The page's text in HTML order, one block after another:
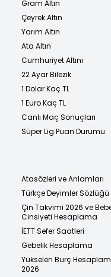
Gram Altın
Çeyrek Altın
Yarım Altın
Ata Altın
Cumhuriyet Altını
22 Ayar Bilezik
1 Dolar Kaç TL
1 Euro Kaç TL
Canlı Maç Sonuçları
Süper Lig Puan Durumu
Atasözleri ve Anlamları
Türkçe Deyimler Sözlüğü
Çin Takvimi 2026 ve
Cinsiyeti Hesaplama
İETT Sefer Saatleri
Gebelik Hesaplama
Yükselen Burç
2026